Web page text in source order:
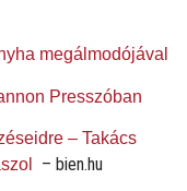
megálmodójával
Presszóban
– Takács
– bien.hu